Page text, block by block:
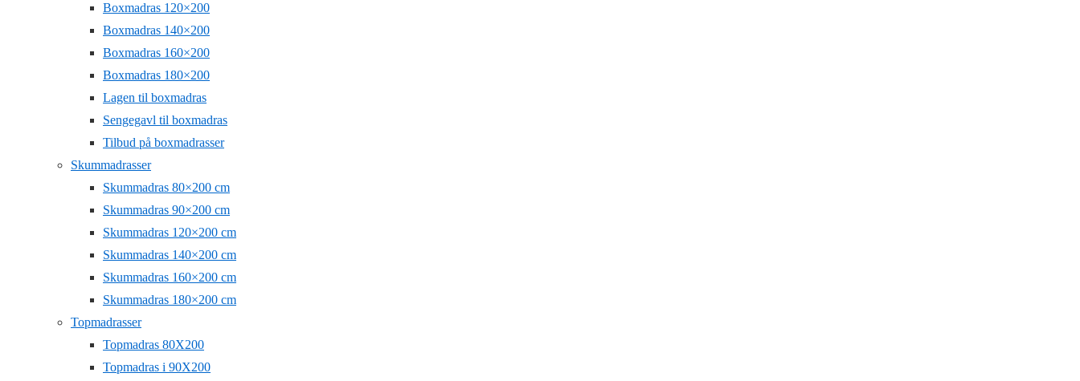
Boxmadras 120×200
Boxmadras 140×200
Boxmadras 160×200
Boxmadras 180×200
Lagen til boxmadras
Sengegavl til boxmadras
Tilbud på boxmadrasser
Skummadrasser
Skummadras 80×200 cm
Skummadras 90×200 cm
Skummadras 120×200 cm
Skummadras 140×200 cm
Skummadras 160×200 cm
Skummadras 180×200 cm
Topmadrasser
Topmadras 80X200
Topmadras i 90X200